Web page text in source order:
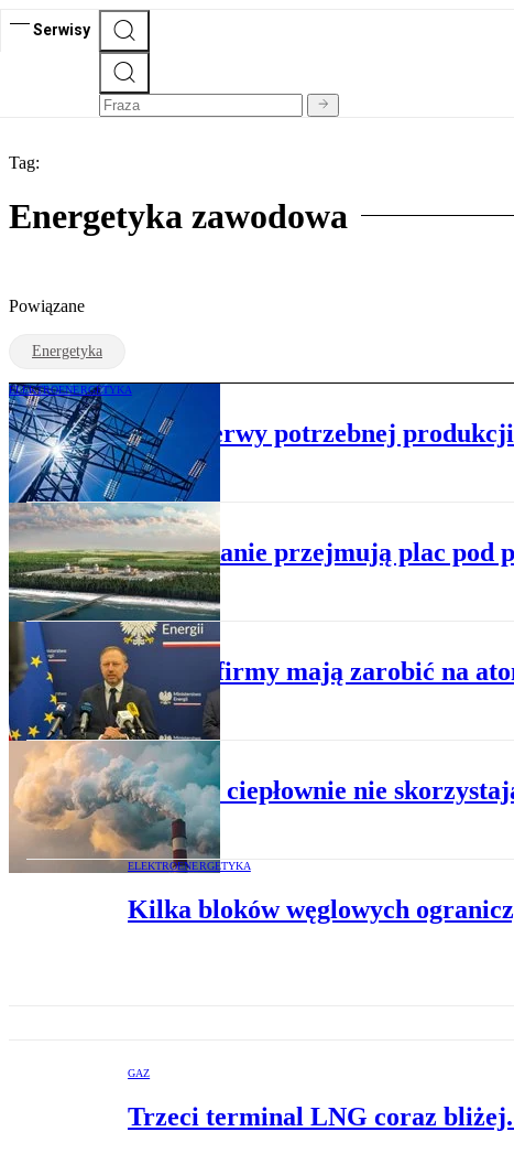
Serwisy
Tag:
Energetyka zawodowa
Powiązane
Energetyka
ELEKTROENERGETYKA
Znów brakuje rezerwy potrzebnej
ATOM
Amerykanie przejmują plac pod
ATOM
Polskie firmy mają zarobić na
EKOLOGIA
Lokalne ciepłownie nie
ELEKTROENERGETYKA
Kilka bloków węglowych
GAZ
Trzeci terminal LNG coraz bliżej.